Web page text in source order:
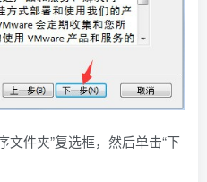
文件夹”复选框，然后单击“下